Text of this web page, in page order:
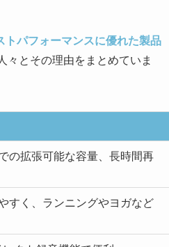
トパフォーマンスに優れた製品
とその理由をまとめていま
の拡張可能な容量、長時間再
すく、ランニングやヨガなど